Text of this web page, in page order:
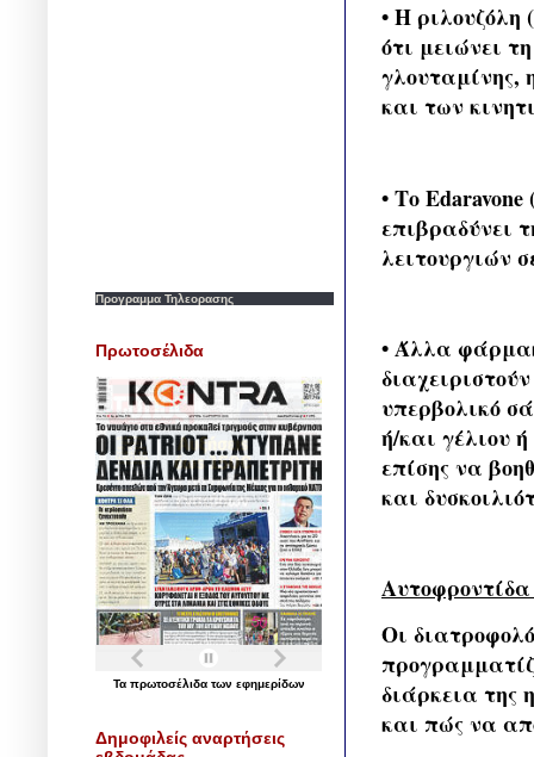
• Η
ότι μειώνει
γλουταμίνης,
και των
• Το
επιβραδύνει
λειτουργιών
• Άλλα
υπερβολικό
ή/και γέλιου
επίσης να
και
Οι
διάρκεια της
και πώς να
Προγραμμα Τηλεορασης
Πρωτοσέλιδα
Τα πρωτοσέλιδα των εφημερίδων
Δημοφιλείς αναρτήσεις